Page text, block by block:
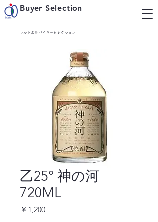
Buyer Selection
マルト水谷 バイヤーセレクション
乙25° 神の河
720ML
￥1,200価